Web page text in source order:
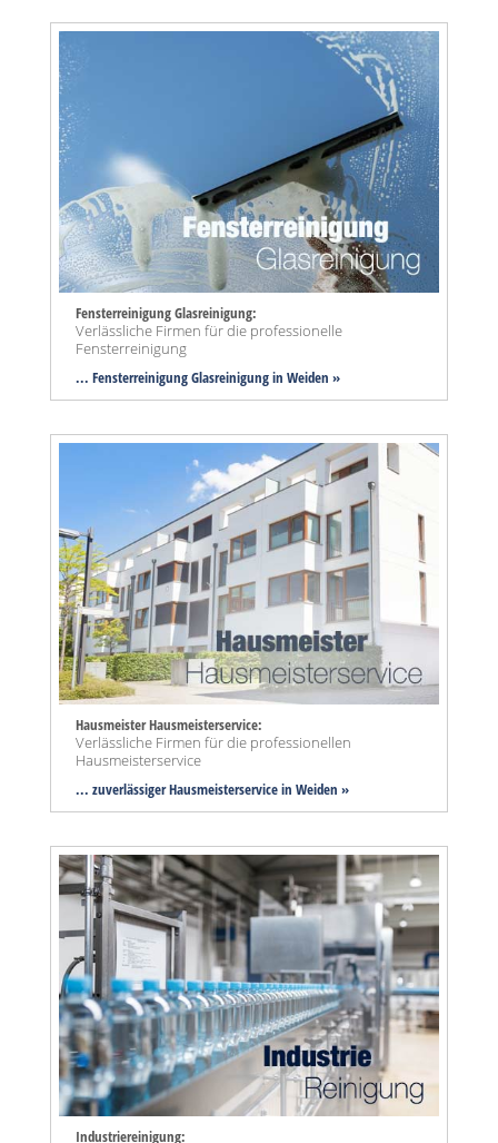
Fensterreinigung Glasreinigung:
Verlässliche Firmen für die professionelle
Fensterreinigung
... Fensterreinigung Glasreinigung in Weiden »
Hausmeister Hausmeisterservice:
Verlässliche Firmen für die professionellen
Hausmeisterservice
... zuverlässiger Hausmeisterservice in Weiden »
Industriereinigung: